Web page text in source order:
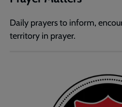
Daily prayers to inform,
territory in prayer.